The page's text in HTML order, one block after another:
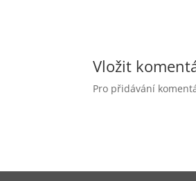
Vložit
Pro přidávání